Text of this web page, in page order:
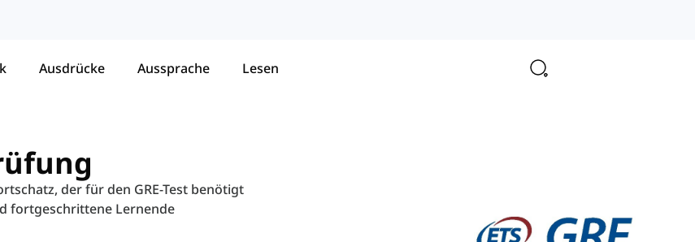
Ausdrücke Aussprache Lesen
der für den GRE-Test benötigt
fortgeschrittene Lernende